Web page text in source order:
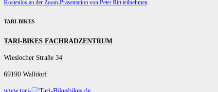
Kostenlos an der Zoom-Präsentation von Peter Ritt teilnehmen
TARI-BIKES
TARI-BIKES FACHRADZENTRUM
Wieslocher Straße 34
69190 Walldorf